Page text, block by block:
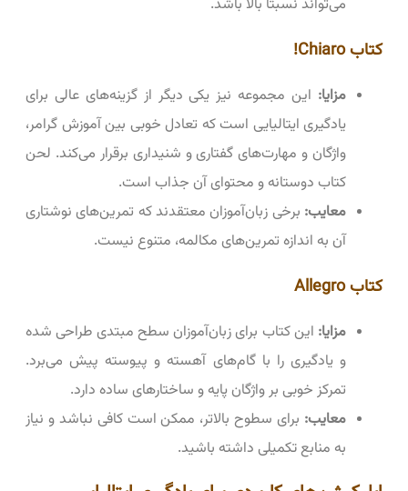
می‌تواند نسبتاً بالا باشد.
کتاب Chiaro!
مزایا: این مجموعه نیز یکی دیگر از گزینه‌های عالی برای
یادگیری ایتالیایی است که تعادل خوبی بین آموزش گرامر،
واژگان و مهارت‌های گفتاری و شنیداری برقرار می‌کند. لحن
کتاب دوستانه و محتوای آن جذاب است.
معایب: برخی زبان‌آموزان معتقدند که تمرین‌های نوشتاری
آن به اندازه تمرین‌های مکالمه، متنوع نیست.
کتاب Allegro
مزایا: این کتاب برای زبان‌آموزان سطح مبتدی طراحی شده
و یادگیری را با گام‌های آهسته و پیوسته پیش می‌برد.
تمرکز خوبی بر واژگان پایه و ساختارهای ساده دارد.
معایب: برای سطوح بالاتر، ممکن است کافی نباشد و نیاز
به منابع تکمیلی داشته باشید.